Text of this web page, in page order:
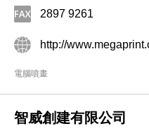
2897 9261
http://
電腦噴畫
智威創建有限公司